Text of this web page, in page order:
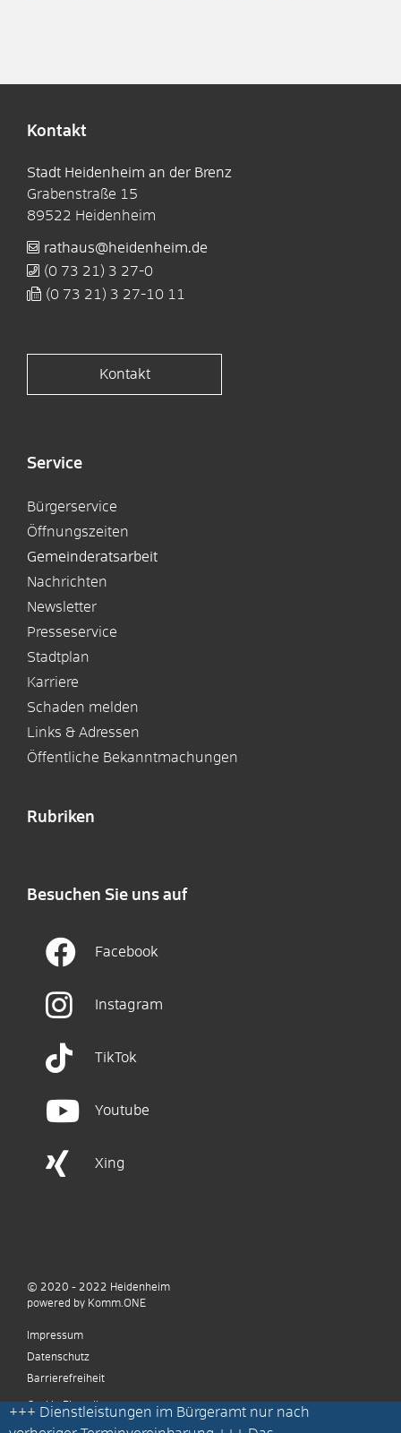
Kontakt
Stadt Heidenheim an der Brenz
Grabenstraße 15
89522 Heidenheim
rathaus@heidenheim.de
(0 73 21) 3 27-0
(0 73 21) 3 27-10 11
Kontakt
Service
Bürgerservice
Öffnungszeiten
Gemeinderatsarbeit
Nachrichten
Newsletter
Presseservice
Stadtplan
Karriere
Schaden melden
Links & Adressen
Öffentliche Bekanntmachungen
Rubriken
Besuchen Sie uns auf
Facebook
Instagram
TikTok
Youtube
Xing
+++ Dienstleistungen im Bürgeramt nur nach
© 2020 - 2022 Heidenheim
powered by Komm.ONE
Impressum
Datenschutz
Barrierefreiheit
Cookie Einstellungen